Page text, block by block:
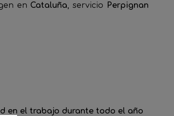
en Cataluña , servicio
Perpignan
en el trabajo durante todo el año